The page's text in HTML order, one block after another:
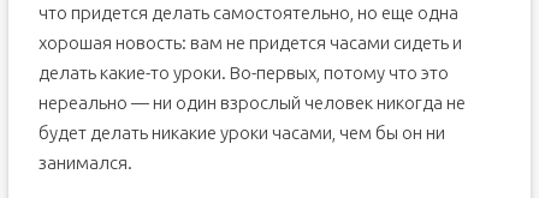
что придется делать самостоятельно, но еще одна
хорошая новость: вам не придется часами сидеть и
делать какие-то уроки. Во-первых, потому что это
нереально — ни один взрослый человек никогда не
будет делать никакие уроки часами, чем бы он ни
занимался.